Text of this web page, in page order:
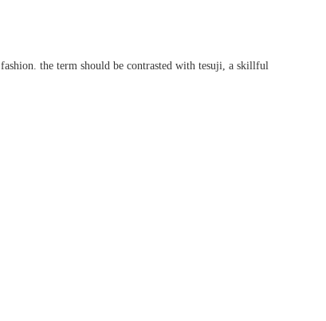
the term should be contrasted with tesuji, a skillful